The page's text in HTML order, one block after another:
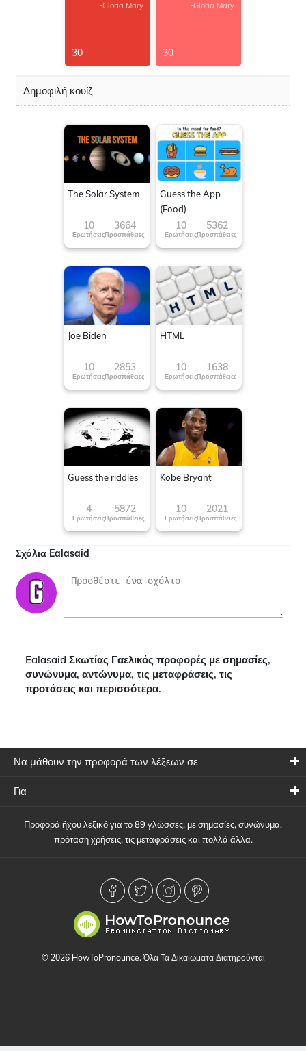
-Gloria Mary
30
-Gloria Mary
30
Δημοφιλή κουίζ
The Solar System
10
Ερωτήσεις
3664
Προσπάθειες
Guess the App
(Food)
10
Ερωτήσεις
5362
Προσπάθειες
Joe Biden
10
Ερωτήσεις
2853
Προσπάθειες
HTML
10
Ερωτήσεις
1638
Προσπάθειες
Guess the riddles
4
Ερωτήσεις
5872
Προσπάθειες
Kobe Bryant
10
Ερωτήσεις
2021
Προσπάθειες
Σχόλια Ealasaid
Ealasaid Σκωτίας Γαελικός προφορές με σημασίες,
συνώνυμα, αντώνυμα, τις μεταφράσεις, τις
προτάσεις και περισσότερα.
Να μάθουν την προφορά των λέξεων σε
Για
Προφορά ήχου λεξικό για το 89 γλώσσες, με σημασίες, συνώνυμα,
πρόταση χρήσεις, τις μεταφράσεις και πολλά άλλα.
© 2026 HowToPronounce. Όλα Τα Δικαιώματα Διατηρούνται